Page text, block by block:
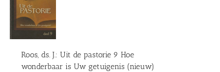
Roos, ds. J.: Uit de pastorie 9 Hoe
wonderbaar is Uw getuigenis (nieuw)